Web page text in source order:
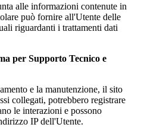
alle informazioni contenute in
può fornire all'Utente delle
riguardanti i trattamenti dati
per Supporto Tecnico e
e la manutenzione, il sito
collegati, potrebbero registrare
le interazioni e possono
IP dell'Utente.